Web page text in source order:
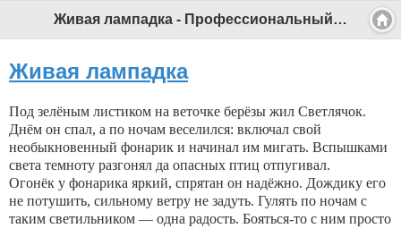
Живая лампадка - Профессиональный педагог
Живая лампадка
Под зелёным листиком на веточке берёзы жил Светлячок.
Днём он спал, а по ночам веселился: включал свой
необыкновенный фонарик и начинал им мигать. Вспышками
света темноту разгонял да опасных птиц отпугивал.
Огонёк у фонарика яркий, спрятан он надёжно. Дождику его
не потушить, сильному ветру не задуть. Гулять по ночам с
таким светильником — одна радость. Бояться-то с ним просто